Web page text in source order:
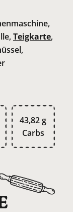
Teigkarte,
43,82 g
Carbs